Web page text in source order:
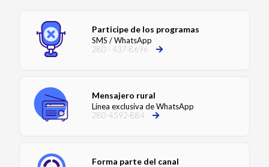
Participe de los programas
SMS / WhatsApp
280 - 437-8696
Mensajero rural
Línea exclusiva de WhatsApp
280-4592-884
Forma parte del canal